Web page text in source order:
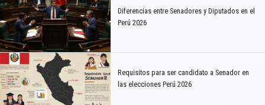
Diferencias entre Senadores y Diputados en el
Perú 2026
Requisitos para ser candidato a Senador en
las elecciones Perú 2026